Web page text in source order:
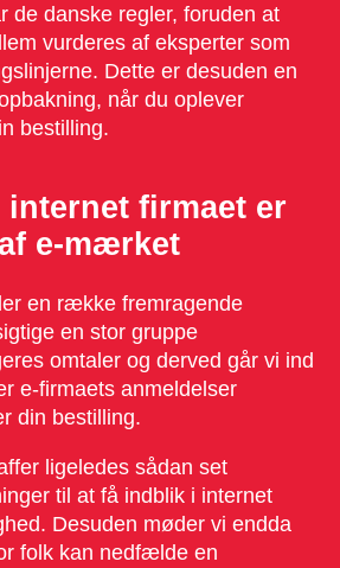
de danske regler, foruden at
vurderes af eksperter som
Dette er desuden en
når du oplever
bestilling.
internet firmaet er
e-mærket
en række fremragende
en stor gruppe
omtaler og derved går vi ind
e-firmaets anmeldelser
din bestilling.
ligeledes sådan set
til at få indblik i internet
Desuden møder vi endda
folk kan nedfælde en